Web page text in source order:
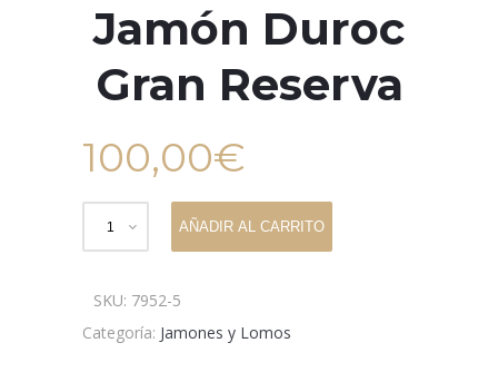
Jamón Duroc
Gran Reserva
100,00€
AÑADIR AL CARRITO
SKU: 7952-5
Categoría: Jamones y Lomos